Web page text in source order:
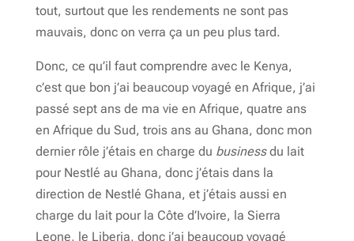
tout, surtout que les rendements ne sont pas
mauvais, donc on verra ça un peu plus tard.
Donc, ce qu’il faut comprendre avec le Kenya,
c’est que bon j’ai beaucoup voyagé en Afrique, j’ai
passé sept ans de ma vie en Afrique, quatre ans
en Afrique du Sud, trois ans au Ghana, donc mon
dernier rôle j’étais en charge du businessdu lait
pour Nestlé au Ghana, donc j’étais dans la
direction de Nestlé Ghana, et j’étais aussi en
charge du lait pour la Côte d’Ivoire, la Sierra
Leone, le Liberia, donc j’ai beaucoup voyagé